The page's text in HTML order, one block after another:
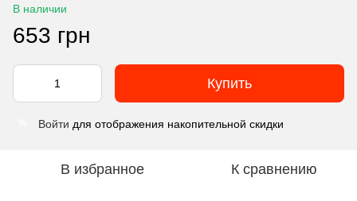
В наличии
653 грн
Купить
Войти для отображения накопительной скидки
В избранное К сравнению